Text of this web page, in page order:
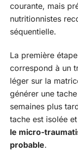
courante, mais
nutritionnistes
séquentielle.
La première
correspond à un
léger sur la
générer une
semaines plus
tache est isolée
le micro-
probable.